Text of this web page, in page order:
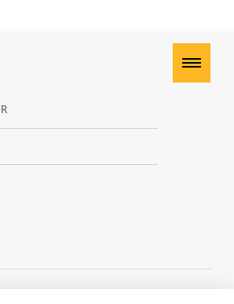
alimentation pulsée